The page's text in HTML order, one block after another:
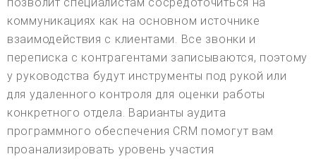
позволит специалистам сосредоточиться на
коммуникациях как на основном источнике
взаимодействия с клиентами. Все звонки и
переписка с контрагентами записываются, поэтому
у руководства будут инструменты под рукой или
для удаленного контроля для оценки работы
конкретного отдела. Варианты аудита
программного обеспечения CRM помогут вам
проанализировать уровень участия